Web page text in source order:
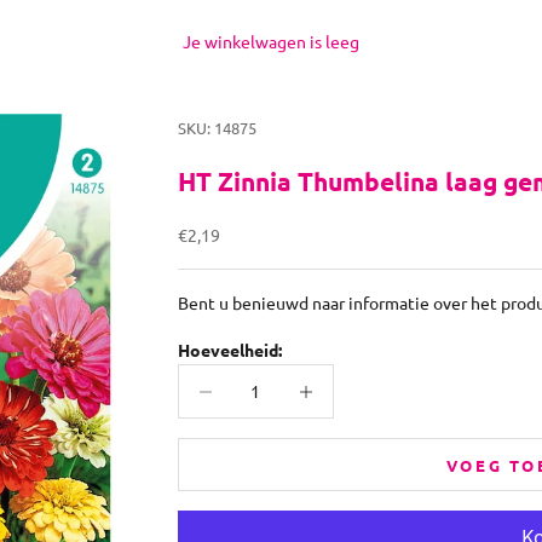
Je winkelwagen is leeg
SKU: 14875
HT Zinnia Thumbelina laag
Aanbiedingsprijs
€2,19
Bent u benieuwd naar informatie over het
Hoeveelheid:
VOEG